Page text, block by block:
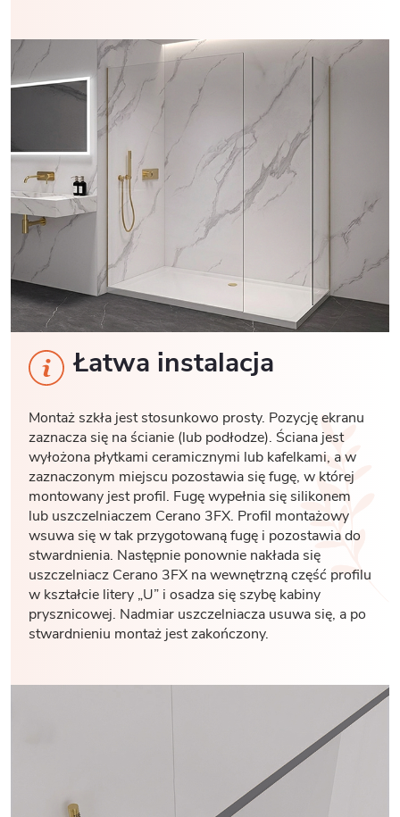
Łatwa instalacja
Montaż szkła jest stosunkowo prosty. Pozycję ekranu
zaznacza się na ścianie (lub podłodze). Ściana jest
wyłożona płytkami ceramicznymi lub kafelkami, a w
zaznaczonym miejscu pozostawia się fugę, w której
montowany jest profil. Fugę wypełnia się silikonem
lub uszczelniaczem Cerano 3FX. Profil montażowy
wsuwa się w tak przygotowaną fugę i pozostawia do
stwardnienia. Następnie ponownie nakłada się
uszczelniacz Cerano 3FX na wewnętrzną część profilu
w kształcie litery „U” i osadza się szybę kabiny
prysznicowej. Nadmiar uszczelniacza usuwa się, a po
stwardnieniu montaż jest zakończony.